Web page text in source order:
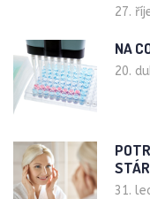
27.
NA
20.
31.